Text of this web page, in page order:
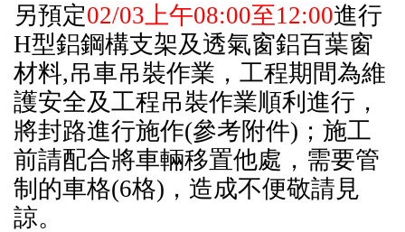
另預定02/03 上午08:00至12:00進行
H型鋁鋼構支架及透氣窗鋁百葉窗
材料,吊車吊裝作業，工程期間為維
護安全及工程吊裝作業順利進行，
將封路進行施作(參考附件)；施工
前請配合將車輛移置他處，需要管
制的車格(6格) ，造成不便敬請見
諒。